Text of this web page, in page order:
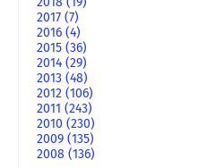
2017 (7)
2016 (4)
2015 (36)
2014 (29)
2013 (48)
2012 (106)
2011 (243)
2010 (230)
2009 (135)
2008 (136)